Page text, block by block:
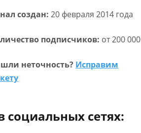
создан: 20 февраля 2014 года
подписчиков: от 200 000
неточность? Исправим
сетях: